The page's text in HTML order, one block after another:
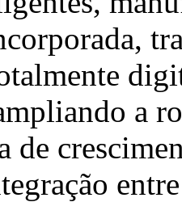
a
de